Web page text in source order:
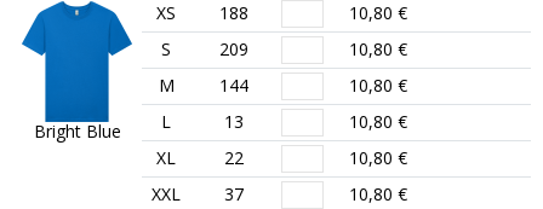
Bright Blue
XS 188
10,80 €
S
209
10,80 €
M
144
10,80 €
L
13
10,80 €
XL
22
10,80 €
XXL
37
10,80 €